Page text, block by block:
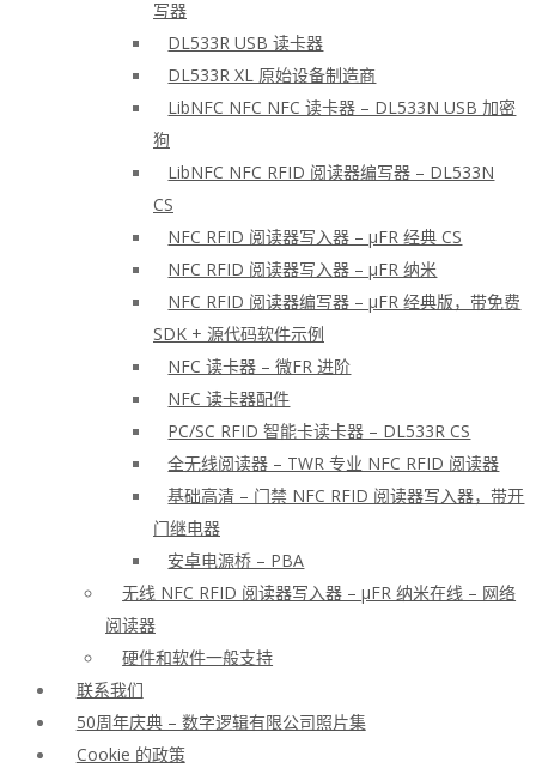
写器
DL533R USB 读卡器
DL533R XL 原始设备制造商
LibNFC NFC NFC 读卡器 – DL533N USB 加密
狗
LibNFC NFC RFID 阅读器编写器 – DL533N
CS
NFC RFID 阅读器写入器 – μFR 经典 CS
NFC RFID 阅读器写入器 – μFR 纳米
NFC RFID 阅读器编写器 – μFR 经典版，带免费
SDK + 源代码软件示例
NFC 读卡器 – 微FR 进阶
NFC 读卡器配件
PC/SC RFID 智能卡读卡器 – DL533R CS
全无线阅读器 – TWR 专业 NFC RFID 阅读器
基础高清 – 门禁 NFC RFID 阅读器写入器，带开
门继电器
安卓电源桥 – PBA
无线 NFC RFID 阅读器写入器 – μFR 纳米在线 – 网络
阅读器
硬件和软件一般支持
联系我们
50周年庆典 – 数字逻辑有限公司照片集
Cookie 的政策